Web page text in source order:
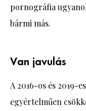
pornográfia
bármi más.
Van javulás
A 2016-os és 2019-
egyértelműen